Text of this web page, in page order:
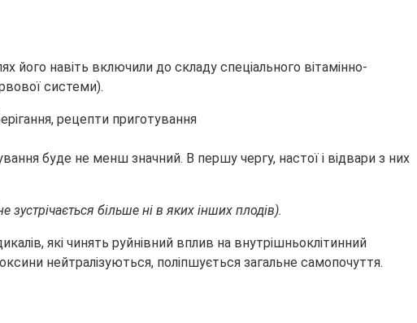
його навіть включили до складу спеціального вітамінно-
системи).
буде не менш значний. В першу чергу, настої і відвари з них
більше ні в яких інших плодів).
які чинять руйнівний вплив на внутрішньоклітинний
нейтралізуються, поліпшується загальне самопочуття.